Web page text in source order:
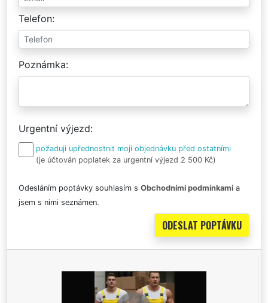
Telefon
Poznámka
Urgentní výjezd
požaduji upřednostnit moji objednávku před ostatními
(je účtován poplatek za urgentní výjezd 2 500 Kč)
Odesláním poptávky souhlasím s Obchodními podmínkami a
jsem s nimi seznámen.